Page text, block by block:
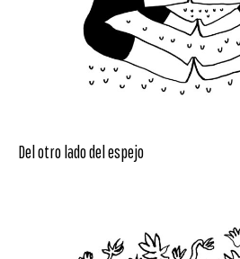
Del otro lado del espejo